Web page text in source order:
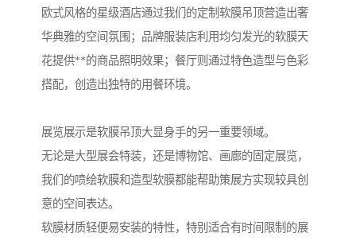
欧式风格的星级酒店通过我们的定制软膜吊顶营造出奢
华典雅的空间氛围；品牌服装店利用均匀发光的软膜天
花提供**的商品照明效果；餐厅则通过特色造型与色彩
搭配，创造出独特的用餐环境。
展览展示是软膜吊顶大显身手的另一重要领域。
无论是大型展会特装，还是博物馆、画廊的固定展览，
我们的喷绘软膜和造型软膜都能帮助策展方实现较具创
意的空间表达。
软膜材质轻便易安装的特性，特别适合有时间限制的展